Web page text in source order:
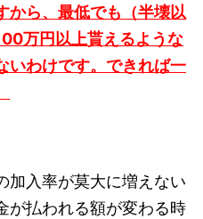
から、最低でも（半壊以
万円以上貰えるような
いわけです。できれば一
加入率が莫大に増えない
が払われる額が変わる時